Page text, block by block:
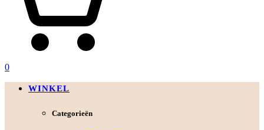
0
WINKEL
Categorieën